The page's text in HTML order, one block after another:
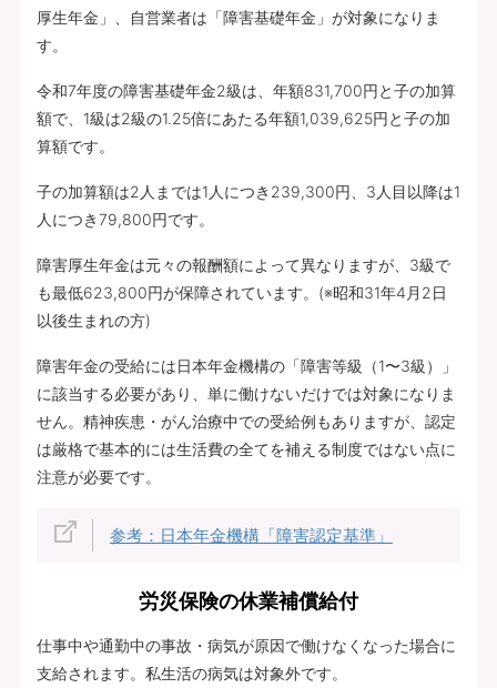
厚生年金」、自営業者は「障害基礎年金」が対象になりま
す。
令和7年度の障害基礎年金2級は、年額831,700円と子の加算
額で、1級は2級の1.25倍にあたる年額1,039,625円と子の加
算額です。
子の加算額は2人までは1人につき239,300円、3人目以降は1
人につき79,800円です。
障害厚生年金は元々の報酬額によって異なりますが、3級で
も最低623,800円が保障されています。(※昭和31年4月2日
以後生まれの方)
障害年金の受給には日本年金機構の「障害等級（1〜3級）」
に該当する必要があり、単に働けないだけでは対象になりま
せん。精神疾患・がん治療中での受給例もありますが、認定
は厳格で基本的には生活費の全てを補える制度ではない点に
注意が必要です。
参考：日本年金機構「障害認定基準」
労災保険の休業補償給付
仕事中や通勤中の事故・病気が原因で働けなくなった場合に
支給されます。私生活の病気は対象外です。